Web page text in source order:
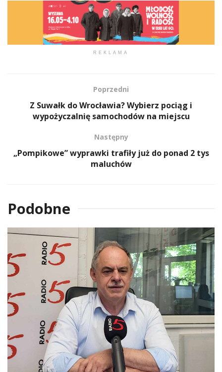
REKLAMA
Poprzedni
Z Suwałk do Wrocławia? Wybierz pociąg i
wypożyczalnię samochodów na miejscu
Następny
„Pompikowe” wyprawki trafiły już do ponad 2 tys
maluchów
Podobne